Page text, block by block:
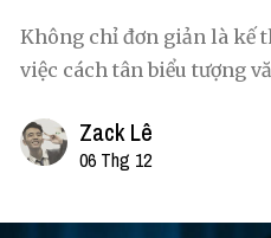
Không chỉ đơn giản là kế
việc cách tân biểu tượng
Zack Lê
06 Thg 12